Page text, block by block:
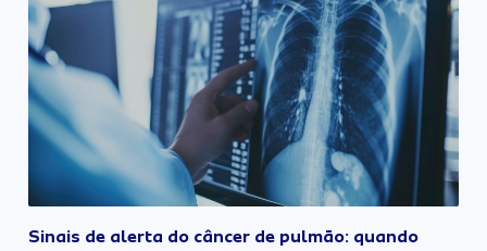
Sinais de alerta do câncer de pulmão: quando